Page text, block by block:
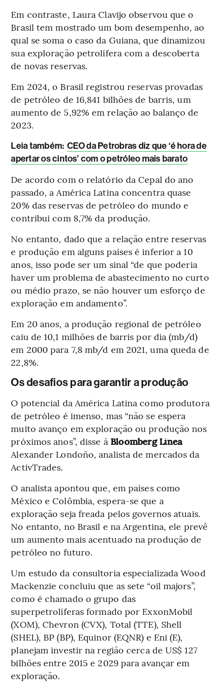
Em contraste, Laura Clavijo observou que o
Brasil tem mostrado um bom desempenho, ao
qual se soma o caso da Guiana, que dinamizou
sua exploração petrolífera com a descoberta
de novas reservas.
Em 2024, o Brasil registrou reservas provadas
de petróleo de 16,841 bilhões de barris, um
aumento de 5,92% em relação ao balanço de
2023.
Leia também: CEO da Petrobras diz que ‘é hora de
apertar os cintos’ com o petróleo mais barato
De acordo com o relatório da Cepal do ano
passado, a América Latina concentra quase
20% das reservas de petróleo do mundo e
contribui com 8,7% da produção.
No entanto, dado que a relação entre reservas
e produção em alguns países é inferior a 10
anos, isso pode ser um sinal “de que poderia
haver um problema de abastecimento no curto
ou médio prazo, se não houver um esforço de
exploração em andamento”.
Em 20 anos, a produção regional de petróleo
caiu de 10,1 milhões de barris por dia (mb/d)
em 2000 para 7,8 mb/d em 2021, uma queda de
22,8%.
Os desafios para garantir a produção
O potencial da América Latina como produtora
de petróleo é imenso, mas “não se espera
muito avanço em exploração ou produção nos
próximos anos”, disse à Bloomberg Línea
Alexander Londoño, analista de mercados da
ActivTrades.
O analista apontou que, em países como
México e Colômbia, espera-se que a
exploração seja freada pelos governos atuais.
No entanto, no Brasil e na Argentina, ele prevê
um aumento mais acentuado na produção de
petróleo no futuro.
Um estudo da consultoria especializada Wood
Mackenzie concluiu que as sete “oil majors”,
como é chamado o grupo das
superpetrolíferas formado por ExxonMobil
(XOM), Chevron (CVX), Total (TTE), Shell
(SHEL), BP (BP), Equinor (EQNR) e Eni (E),
planejam investir na região cerca de US$ 127
bilhões entre 2015 e 2029 para avançar em
exploração.